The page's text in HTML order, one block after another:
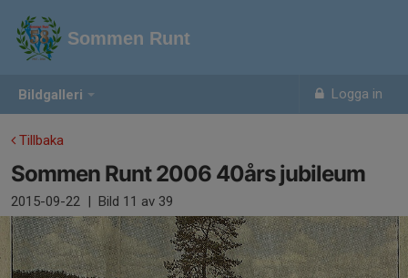
Bildgalleri Logga in
Sommen Runt
Tillbaka
Sommen Runt 2006 40års jubileum
2015-09-22 | Bild 11 av 39